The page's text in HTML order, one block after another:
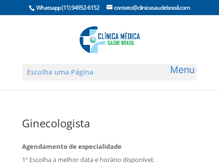
Whatsapp(11) 94952-6152 contato@clinicasaudebrasil.com
Escolha uma Página
Ginecologista
Agendamento de especialidade
1º Escolha a melhor data e horário disponível;